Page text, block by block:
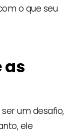
o que seu
as
um desafio,
ele